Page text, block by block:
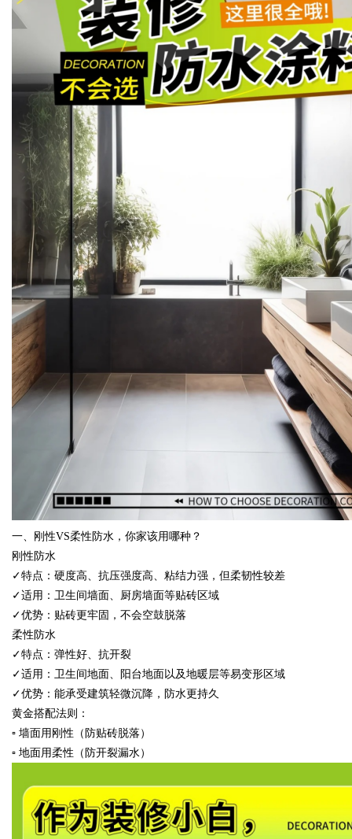
Bo
ar
d
一、刚性VS柔性防水，你家该用哪种？
刚性防水
✓特点：硬度高、抗压强度高、粘结力强，但柔韧性较差
✓适用：卫生间墙面、厨房墙面等贴砖区域
✓优势：贴砖更牢固，不会空鼓脱落
柔性防水
✓特点：弹性好、抗开裂
✓适用：卫生间地面、阳台地面以及地暖层等易变形区域
✓优势：能承受建筑轻微沉降，防水更持久
黄金搭配法则：
▫ 墙面用刚性（防贴砖脱落）
▫ 地面用柔性（防开裂漏水）